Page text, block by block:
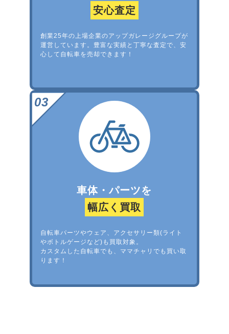
安心査定
創業25年の上場企業のアップガレージグループが
運営しています。豊富な実績と丁寧な査定で、安
心して自転車を売却できます！
車体・パーツを
幅広く買取
自転車パーツやウェア、アクセサリー類(ライト
やボトルゲージなど)も買取対象。
カスタムした自転車でも、ママチャリでも買い取
ります！